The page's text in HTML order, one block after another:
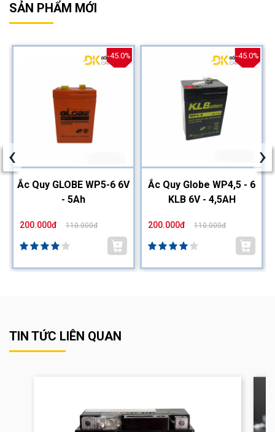
SẢN PHẨM MỚI
-45.0%
Ắc Quy GLOBE WP5-6 6V
- 5Ah
200.000đ 110.000đ
-45.0%
Ắc Quy Globe WP4,5 - 6
KLB 6V - 4,5AH
200.000đ 110.000đ
‹ ›
TIN TỨC LIÊN QUAN